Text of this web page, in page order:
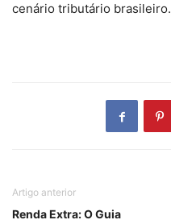
cenário tributário brasileiro.
Artigo anterior
Renda Extra: O Guia